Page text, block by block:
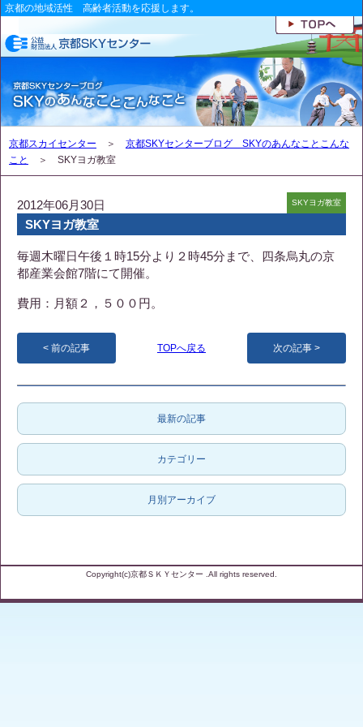
京都の地域活性 高齢者活動を応援します。
京都スカイセンター ＞ 京都SKYセンターブログ SKYのあんなことこんな
こと
＞ SKYヨガ教室
2012年06月30日 SKYヨガ教室
SKYヨガ教室
毎週木曜日午後１時15分より２時45分まで、四条烏丸の京
都産業会館7階にて開催。
費用：月額２，５００円。
前の記事 TOPへ戻る 次の記事
最新の記事
カテゴリー
月別アーカイブ
Copyright(c)京都ＳＫＹセンター .All rights reserved.